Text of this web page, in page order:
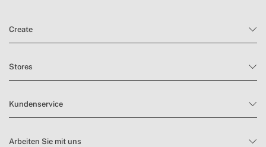
Create
Stores
Kundenservice
Arbeiten Sie mit uns